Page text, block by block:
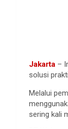
Jakarta –
solusi
Melalui
sering kali